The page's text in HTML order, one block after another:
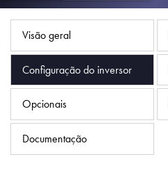
Visão geral
Configuração do inversor
Opcionais
Documentação